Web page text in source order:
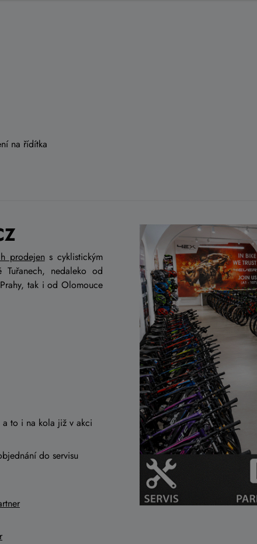
na řídítka
prodejens cyklistickým
nedaleko od
tak i od Olomouce
a to i na kola již v akci
do servisu